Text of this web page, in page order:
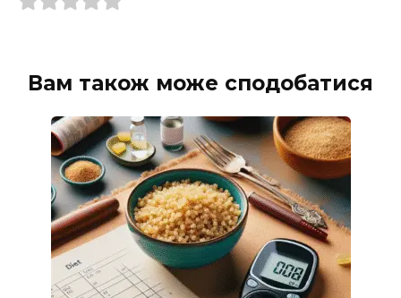
Вам також може сподобатися